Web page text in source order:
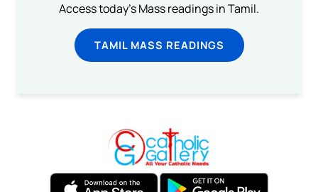
Access today's Mass readings in Tamil.
TAMIL MASS READINGS